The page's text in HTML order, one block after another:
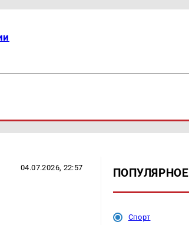
04.07.2026, 22:57 ПОПУЛЯРНОЕ
Спорт